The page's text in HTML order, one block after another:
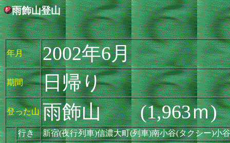
雨飾山登山
年月 2002年6月
期間 日帰り
登った山 雨飾山 (1,963ｍ)
行き 新宿(夜行列車)信濃大町(列車)南小谷(タクシー)小